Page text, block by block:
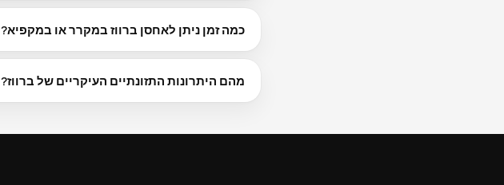
כבש לפחות ל-63°C (145°F) עם 3 דקות מנוחה. השתמשו תמיד במדחום בשר.
כמה זמן ניתן לאחסן ברווז במקרר או במקפיא?
ל-3–4 ימים במקרר. עטפו היטב או השתמשו במיכלים אטומים למניעת כוויות קפיאה.
מהם היתרונות התזונתיים העיקריים של ברווז?